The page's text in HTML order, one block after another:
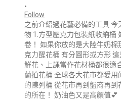
•
Follow
之前介紹過花藝必備的工具
物 1.方型壓克力包裝紙收納桶
卷！ 如果你放的是大陸牛奶
克力醒花桶 有分圓形或方形
鮮花、上課當作花材桶都很適
蘭拍花桶 全球各大花市都愛
的陳列桶 從花市再到盤商再
的所在！ 奶油色又是高顏值💕